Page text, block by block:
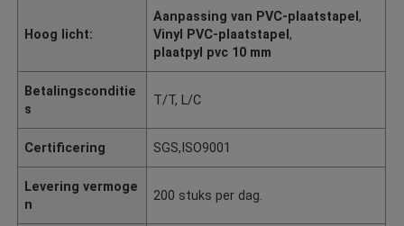
Hoog licht:
Aanpassing van PVC-plaatstapel,
Vinyl PVC-plaatstapel,
plaatpyl pvc 10 mm
Betalingsconditie
s
T/T, L/C
Certificering SGS,ISO9001
Levering vermoge
n
200 stuks per dag.